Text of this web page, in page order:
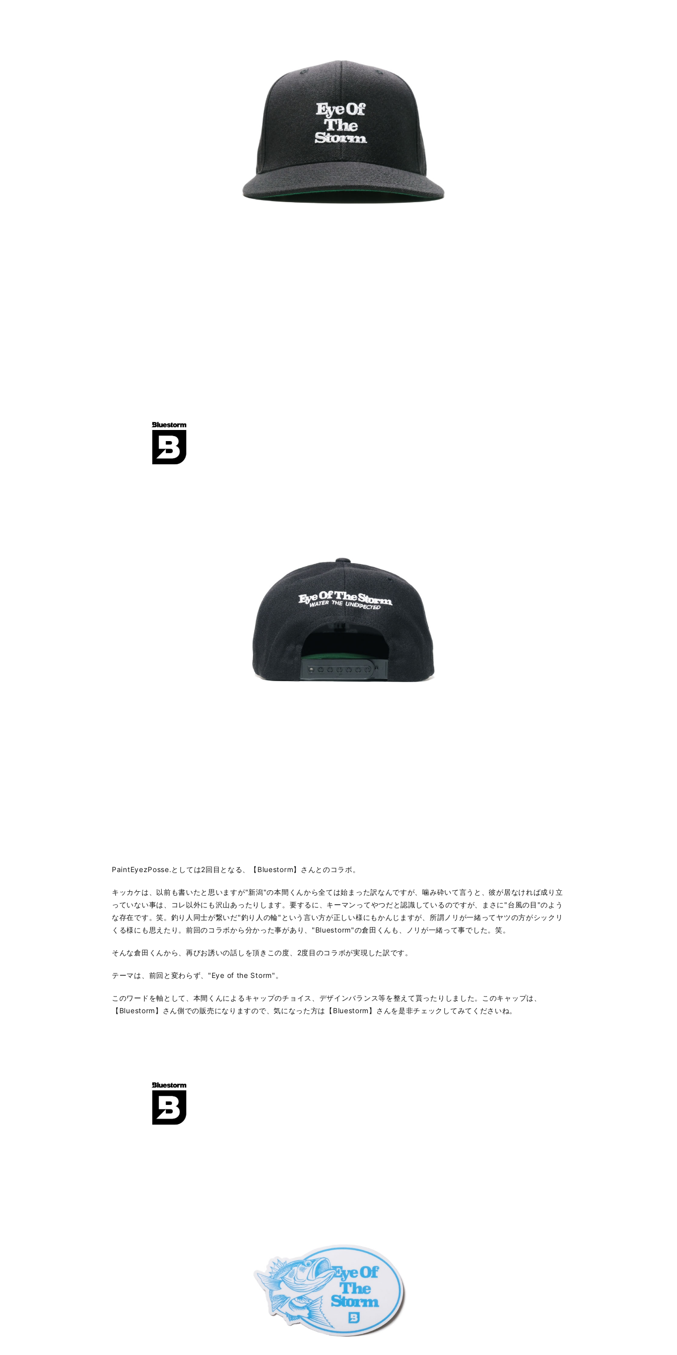
PaintEyezPosse.としては2回目となる、【Bluestorm】さんとのコラボ。
キッカケは、以前も書いたと思いますが"新潟"の本間くんから全ては始まった訳なんですが、噛み砕いて言うと、彼が居なければ成り立
っていない事は、コレ以外にも沢山あったりします。要するに、キーマンってやつだと認識しているのですが、まさに"台風の目"のよう
な存在です。笑。釣り人同士が繋いだ"釣り人の輪"という言い方が正しい様にもかんじますが、所謂ノリが一緒ってヤツの方がシックリ
くる様にも思えたり。前回のコラボから分かった事があり、"Bluestorm"の倉田くんも、ノリが一緒って事でした。笑。
そんな倉田くんから、再びお誘いの話しを頂きこの度、2度目のコラボが実現した訳です。
テーマは、前回と変わらず、"Eye of the Storm"。
このワードを軸として、本間くんによるキャップのチョイス、デザインバランス等を整えて貰ったりしました。このキャップは、
【Bluestorm】さん側での販売になりますので、気になった方は【Bluestorm】さんを是非チェックしてみてくださいね。